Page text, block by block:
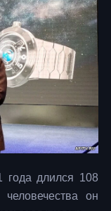
года длился 108
он